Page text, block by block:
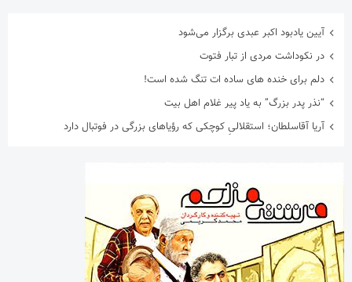
آیین یادبود اکبر عبدی برگزار می‌شود
در نکوداشت مردی از تبار فتوت
دلم برای خنده های ساده ات تنگ شده است!
“نذر پدر بزرگ” به یاد پیر غلام اهل بیت
آریا آقاسلطان؛ استقلالیِ کوچکی که رؤیاهای بزرگی در فوتبال دارد